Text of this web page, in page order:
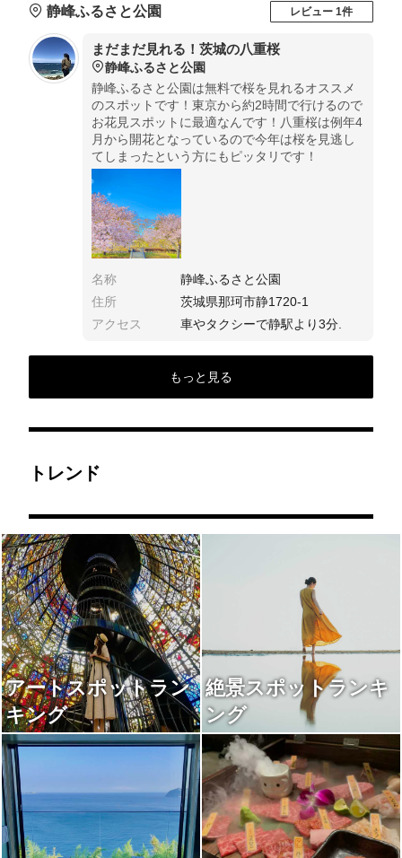
静峰ふるさと公園 レビュー 1件
まだまだ見れる！茨城の八重桜
静峰ふるさと公園
静峰ふるさと公園は無料で桜を見れるオススメ
のスポットです！東京から約2時間で行けるので
お花見スポットに最適なんです！八重桜は例年4
月から開花となっているので今年は桜を見逃し
てしまったという方にもピッタリです！
名称
静峰ふるさと公園
住所
茨城県那珂市静1720-1
アクセス
車やタクシーで静駅より3分.
もっと見る
トレンド
アートスポットラン
キング
絶景スポットランキ
ング